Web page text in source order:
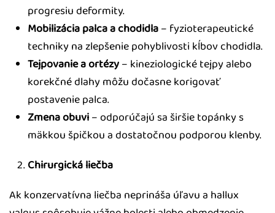
progresiu deformity.
Mobilizácia palca a chodidla– fyzioterapeutické
techniky na zlepšenie pohyblivosti kĺbov chodidla.
Tejpovanie a ortézy– kineziologické tejpy alebo
korekčné dlahy môžu dočasne korigovať
postavenie palca.
Zmena obuvi– odporúčajú sa širšie topánky s
mäkkou špičkou a dostatočnou podporou klenby.
Chirurgická liečba
Ak konzervatívna liečba neprináša úľavu a hallux